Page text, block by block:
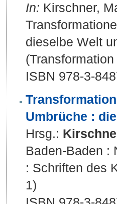
In: Kirschner,
dieselbe Welt
ISBN 978-3-
Umbrüche :
Hrsg.:
Baden-Baden :
: Schriften des
1)